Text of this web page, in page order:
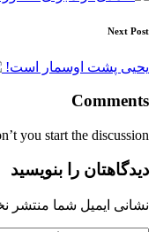
Next Post
یحیی پشت اوسمار است!
Comments
you start the discussion?
دیدگاهتان را بنویسید
نشانی ایمیل شما منتشر